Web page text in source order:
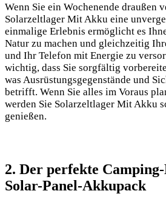
Wenn Sie ein Wochenende⁣ draußen
Solarzeltlager Mit Akku⁢ eine
⁣einmalige Erlebnis ‌ermöglicht es
Natur zu machen und gleichzeitig
und‌ Ihr Telefon mit Energie ⁢zu
⁤wichtig, dass Sie⁣ sorgfältig
was Ausrüstungsgegenstände und
betrifft. Wenn Sie alles im Voraus
werden Sie Solarzeltlager Mit Akku
genießen.
2. Der⁢ perfekte
Solar-Panel-Akkupack